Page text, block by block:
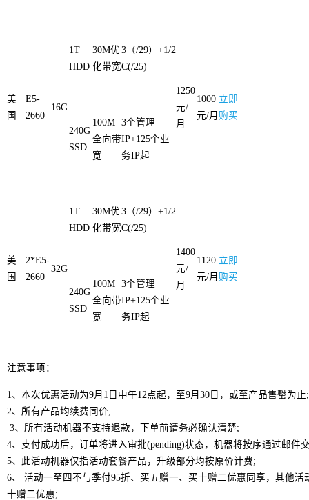
美
国
E5-
2660
16G
1T
HDD
30M优
化带宽
3（/29）+1/2
C(/25)
1250
元/
月
1000
元/月
立即
购买
240G
SSD
100M
全向带
宽
3个管理
IP+125个业
务IP起
美
国
2*E5-
2660
32G
1T
HDD
30M优
化带宽
3（/29）+1/2
C(/25)
1400
元/
月
1120
元/月
立即
购买
240G
SSD
100M
全向带
宽
3个管理
IP+125个业
务IP起
注意事项：
1、本次优惠活动为9月1日中午12点起，至9月30日，或至产品售罄为止;
2、所有产品均续费同价;
3、所有活动机器不支持退款，下单前请务必确认清楚;
4、支付成功后，订单将进入审批(pending)状态，机器将按序通过邮件
5、此活动机器仅指活动套餐产品，升级部分均按原价计费;
6、 活动一至四不与季付95折、买五赠一、买十赠二优惠同享，其他活
十赠二优惠;